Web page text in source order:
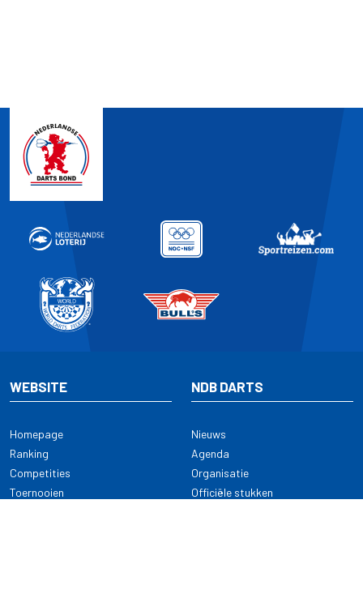
WEBSITE
Homepage
Ranking
Competities
Toernooien
NDB DARTS
Nieuws
Agenda
Organisatie
Officiële stukken